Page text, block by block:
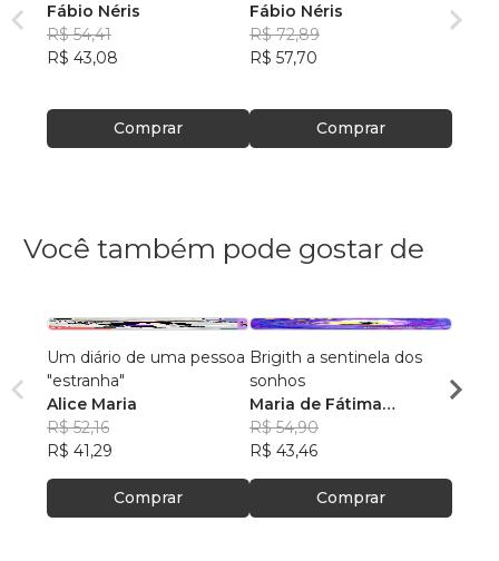
Fábio Néris
R$ 54,41
R$ 43,08
Comprar
Fábio Néris
R$ 72,89
R$ 57,70
Comprar
Você também pode gostar de
Um diário de uma pessoa
"estranha"
Alice Maria
R$ 52,16
R$ 41,29
Comprar
Brigith a sentinela dos
sonhos
Maria de Fátima
cândido
R$ 54,90
R$ 43,46
Comprar
VOAR